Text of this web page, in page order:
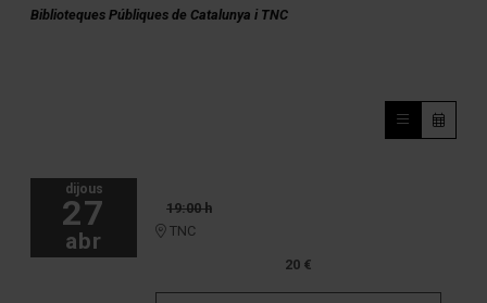
Biblioteques Públiques de Catalunya i TNC
dijous
27
abr
19:00 h
TNC
20 €